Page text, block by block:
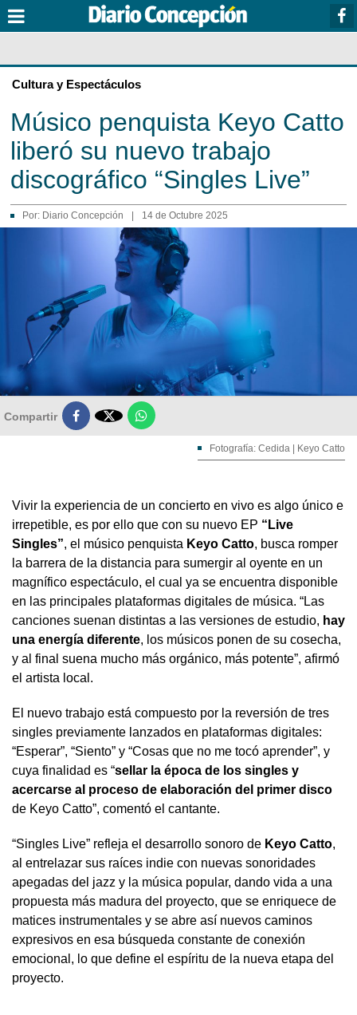
Cultura y Espectáculos
Músico penquista Keyo Catto
liberó su nuevo trabajo
discográfico “Singles Live”
Por: Diario Concepción 14 de Octubre 2025
Compartir 
Fotografía: Cedida | Keyo Catto
Vivir la experiencia de un concierto en vivo es algo único e
irrepetible, es por ello que con su nuevo EP “Live
Singles”, el músico penquista Keyo Catto, busca romper
la barrera de la distancia para sumergir al oyente en un
magnífico espectáculo, el cual ya se encuentra disponible
en las principales plataformas digitales de música. “Las
canciones suenan distintas a las versiones de estudio, hay
una energía diferente, los músicos ponen de su cosecha,
y al final suena mucho más orgánico, más potente”, afirmó
el artista local.
El nuevo trabajo está compuesto por la reversión de tres
singles previamente lanzados en plataformas digitales:
“Esperar”, “Siento” y “Cosas que no me tocó aprender”, y
cuya finalidad es “sellar la época de los singles y
acercarse al proceso de elaboración del primer disco
de Keyo Catto”, comentó el cantante.
“Singles Live” refleja el desarrollo sonoro de Keyo Catto,
al entrelazar sus raíces indie con nuevas sonoridades
apegadas del jazz y la música popular, dando vida a una
propuesta más madura del proyecto, que se enriquece de
matices instrumentales y se abre así nuevos caminos
expresivos en esa búsqueda constante de conexión
emocional, lo que define el espíritu de la nueva etapa del
proyecto.